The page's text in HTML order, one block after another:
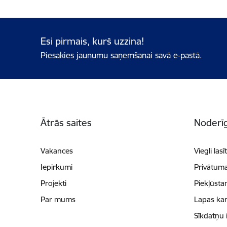
Esi pirmais, kurš uzzina!
Piesakies jaunumu saņemšanai savā e-pastā.
Ātrās saites
Vakances
Iepirkumi
Projekti
Par mums
Viegli lasīt
Lapas
Sīkdatņu